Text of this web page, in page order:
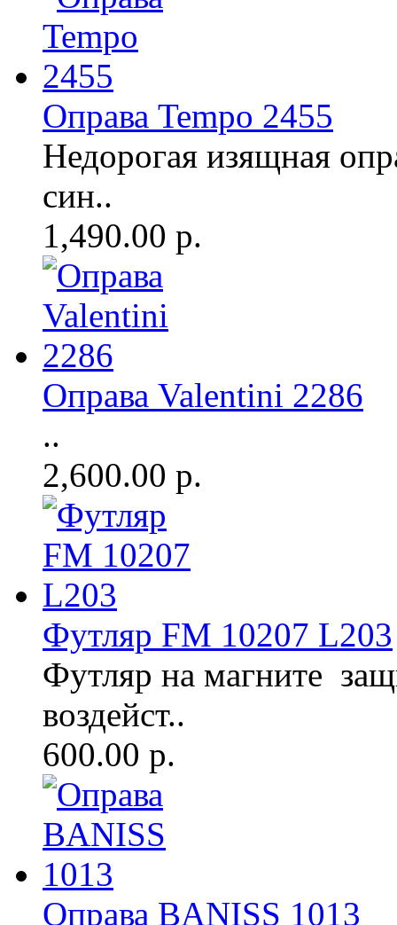
Оправа Tempo 2455
Недорогая изящная
син..
1,490.00 р.
Оправа Valentini 2286
..
2,600.00 р.
Футляр FM 10207 L203
Футляр на магните
воздейст..
600.00 р.
Оправа BANISS 1013